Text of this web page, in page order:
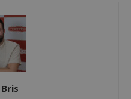
permiten la
web, como el
la gestión de cuentas.
correctamente sin